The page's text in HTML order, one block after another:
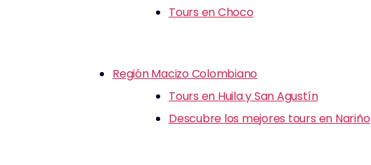
Tours en Choco
Región Macizo Colombiano
Tours en Huila y San Agustín
Descubre los mejores tours en Nariño